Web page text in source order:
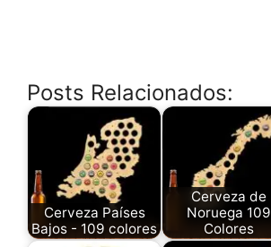
Posts Relacionados:
Cerveza Países
Bajos - 109 colores
Cerveza de
Noruega 109
Colores